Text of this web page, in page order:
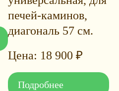
печей-каминов,
диагональ 57 см.
18 900 ₽
Подробнее